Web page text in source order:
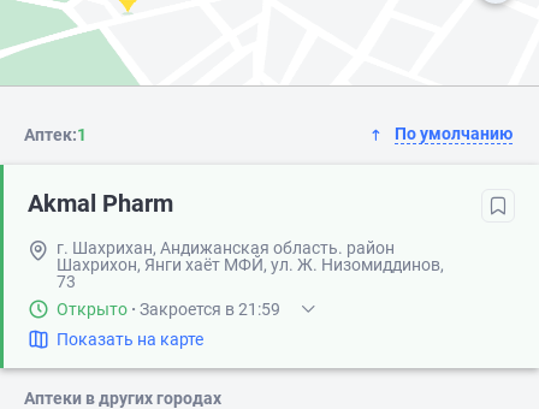
Аптек:1 По умолчанию
Akmal Pharm
г. Шахрихан, Андижанская область. район
Шахрихон, Янги хаёт МФЙ, ул. Ж. Низомиддинов,
73
Открыто · Закроется в 21:59
Показать на карте
Аптеки в других городах